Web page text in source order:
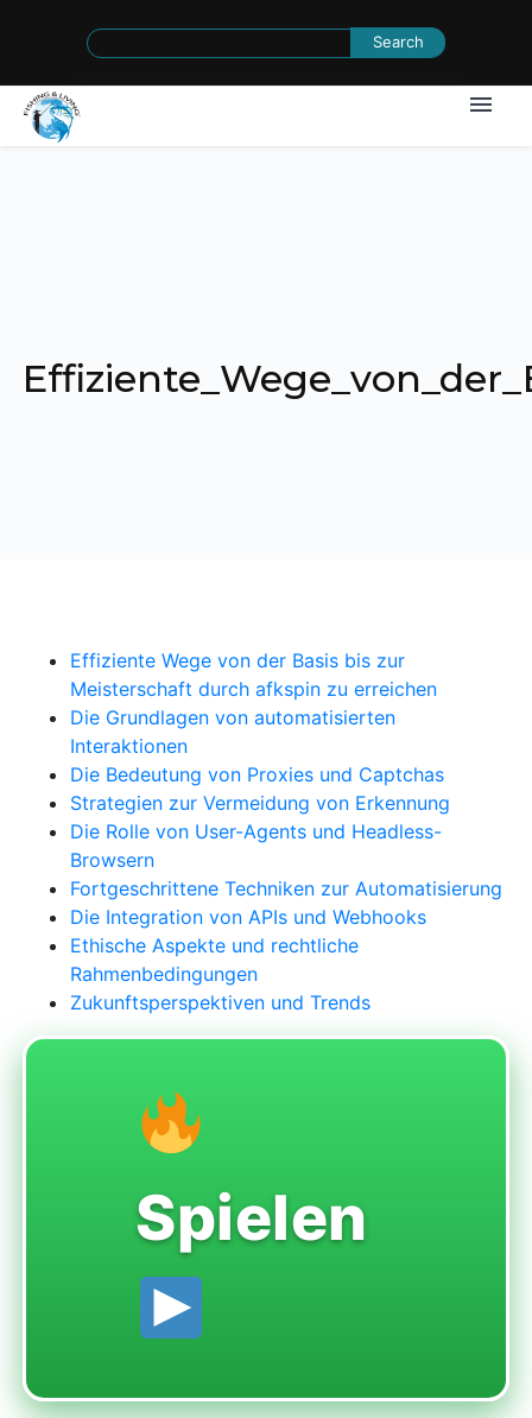
Search
Effiziente Wege von der Basis bis zur
Meisterschaft durch afkspin zu erreichen
Die Grundlagen von automatisierten
Interaktionen
Die Bedeutung von Proxies und Captchas
Strategien zur Vermeidung von Erkennung
Die Rolle von User-Agents und Headless-
Browsern
Fortgeschrittene Techniken zur Automatisierung
Die Integration von APIs und Webhooks
Ethische Aspekte und rechtliche
Rahmenbedingungen
Zukunftsperspektiven und Trends
Spielen